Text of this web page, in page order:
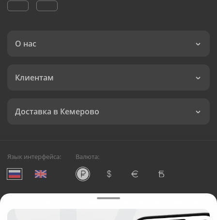
О нас
Клиентам
Доставка в Кемерово
Язык интерфейса: Валюта:
Служба круглосуточной доставки цветов в Кемерово
Русский Букет, 2026